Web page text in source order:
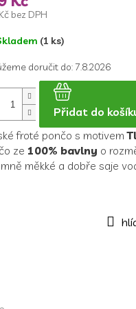
bez DPH
(1 ks)
doručit do: 7.8.2026
Přidat do
froté pončo s motivem
ze 100% bavlny o
měkké a dobře saje